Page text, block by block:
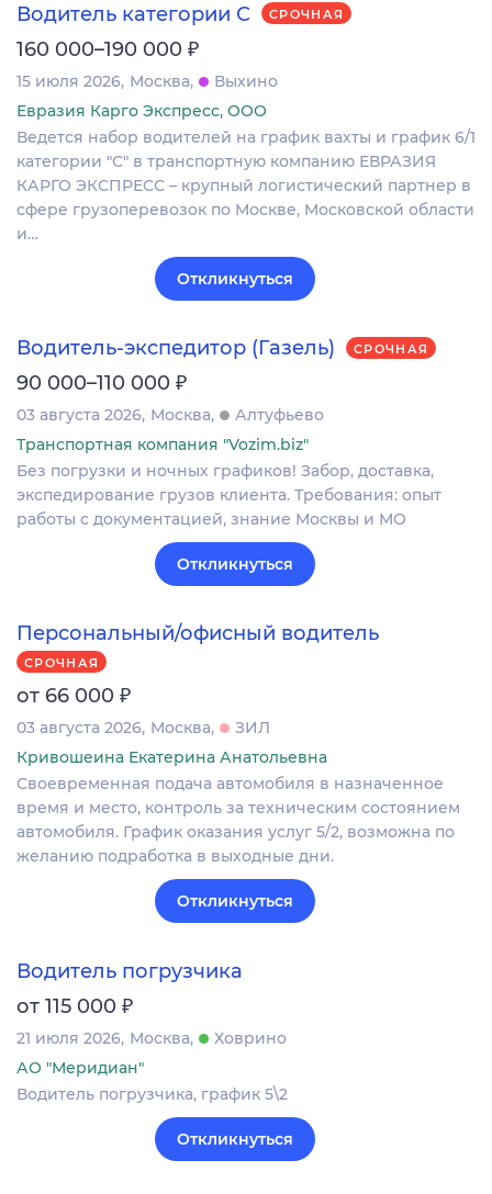
Водитель категории С СРОЧНАЯ
160 000–190 000 ₽
15 июля 2026 Москва
Выхино
Евразия Карго Экспресс, ООО
Ведется набор водителей на график вахты и график 6/1
категории "С" в транспортную компанию ЕВРАЗИЯ
КАРГО ЭКСПРЕСС – крупный логистический партнер в
сфере грузоперевозок по Москве, Московской области
и…
Откликнуться
Водитель-экспедитор (Газель) СРОЧНАЯ
90 000–110 000 ₽
03 августа 2026 Москва
Алтуфьево
Транспортная компания "Vozim.biz"
Без погрузки и ночных графиков! Забор, доставка,
экспедирование грузов клиента. Требования: опыт
работы с документацией, знание Москвы и МО
Откликнуться
Персональный/офисный водитель
СРОЧНАЯ
от 66 000 ₽
03 августа 2026 Москва
ЗИЛ
Кривошеина Екатерина Анатольевна
Своевременная подача автомобиля в назначенное
время и место, контроль за техническим состоянием
автомобиля. График оказания услуг 5/2, возможна по
желанию подработка в выходные дни.
Откликнуться
Водитель погрузчика
от 115 000 ₽
21 июля 2026 Москва
Ховрино
АО "Меридиан"
Водитель погрузчика, график 5\2
Откликнуться